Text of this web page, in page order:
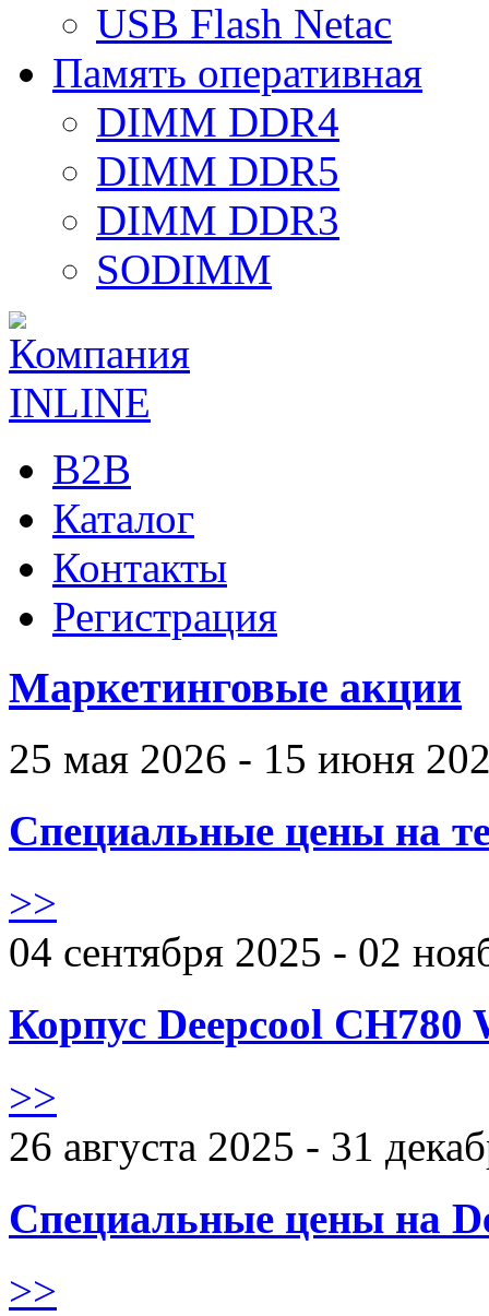
USB Flash Netac
Память оперативная
DIMM DDR4
DIMM DDR5
DIMM DDR3
SODIMM
B2B
Каталог
Контакты
Регистрация
Маркетинговые акции
25 мая 2026 - 15 июня
Специальные цены на
>>
04 сентября 2025 - 02
Корпус Deepcool CH780
>>
26 августа 2025 - 31
Специальные цены на
>>